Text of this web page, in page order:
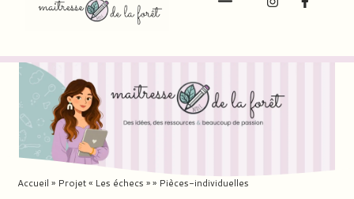
Accueil » Projet « Les échecs »» Pièces-individuelles